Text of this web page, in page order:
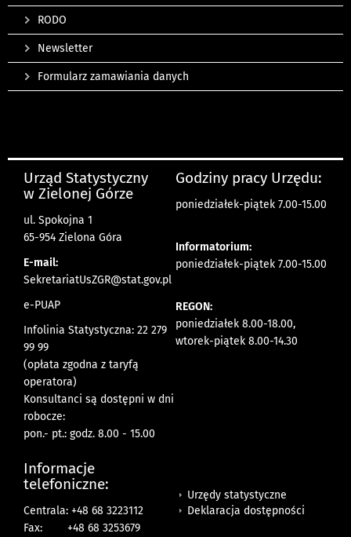
RODO
Newsletter
Formularz zamawiania danych
Urząd Statystyczny
w Zielonej Górze
ul. Spokojna 1
65-954 Zielona Góra
E-mail:
SekretariatUsZGR@stat.gov.pl
e-PUAP
Infolinia Statystyczna: 22 279
99 99
(opłata zgodna z taryfą
operatora)
Konsultanci są dostępni w dni
robocze:
pon.- pt.: godz. 8.00 - 15.00
Godziny pracy Urzędu:
poniedziałek-piątek 7.00-15.00
Informatorium:
poniedziałek-piątek 7.00-15.00
REGON:
poniedziałek 8.00-18.00,
wtorek-piątek 8.00-14.30
Informacje
telefoniczne:
Centrala: +48 68 3223112
Fax:
+48 68 3253679
Urzędy statystyczne
Deklaracja dostępności